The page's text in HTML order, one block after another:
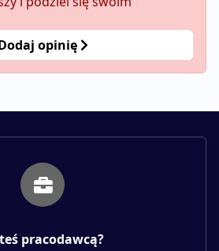
opinię
pracodawcą?